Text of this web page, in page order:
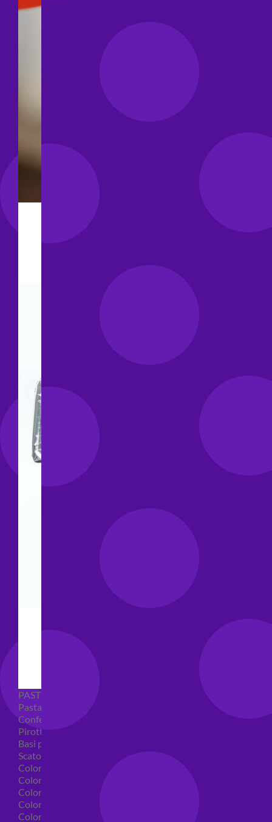
PASTICCERIA
Pasta di zucchero
Confetti
Pirottini
Basi polistirolo per torte
Scatole per torte
Coloranti alimentari
Coloranti alimentari in gel
Colorante alimentare spray
Coloranti alimentari in polvere
Coloranti liquidi